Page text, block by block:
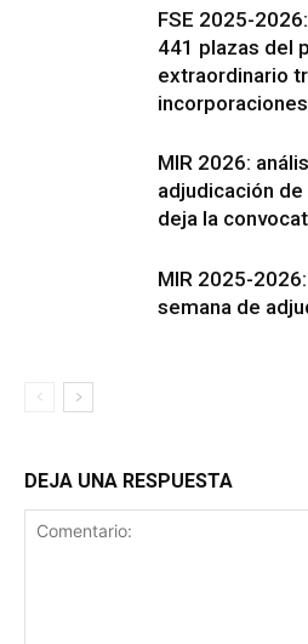
FSE 2025-
441 plazas del
extraordinario
incorporaciones
MIR 2026:
adjudicación
deja la
MIR 2025-
semana de
DEJA UNA RESPUESTA